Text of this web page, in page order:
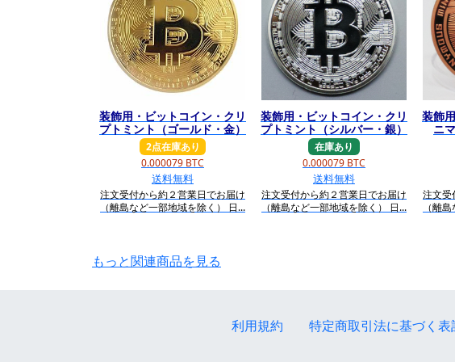
装飾用・ビットコイン・クリ
プトミント（ゴールド・金）
2点在庫あり
0.000079 BTC
送料無料
注文受付から約２営業日でお届け
（離島など一部地域を除く） 日...
装飾用・ビットコイン・クリ
プトミント（シルバー・銀）
在庫あり
0.000079 BTC
送料無料
注文受付から約２営業日でお届け
（離島など一部地域を除く） 日...
装飾
ニ
注文受
（離
もっと関連商品を見る
利用規約 特定商取引法に基づく表